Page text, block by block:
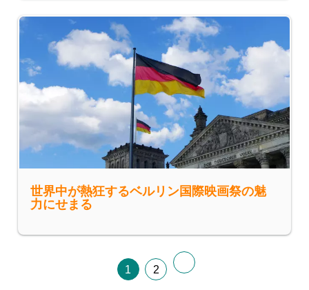
世界中が熱狂するベルリン国際映画祭の魅
力にせまる
1 2